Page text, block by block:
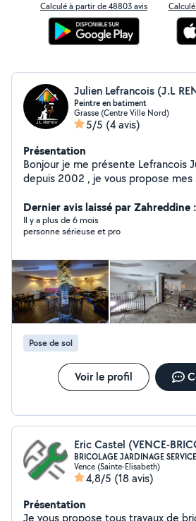
Calculé à partir de 48803 avis
Julien Lefrancois (J.L
Peintre en batiment
Grasse (Centre Ville Nord)
5/5 (4 avis)
Présentation
Bonjour je me présente Lefrancois
depuis 2002 , je vous propose mes
, moquette ,peinture décorative
Dernier avis laissé par Zahreddine
Il y a plus de 6 mois
personne sérieuse et pro
Pose de sol
Voir le profil
Eric Castel (VENCE-
BRICOLAGE JARDINAGE
Vence (Sainte-Elisabeth)
4,8/5 (18 avis)
Présentation
Je vous propose tous travaux de